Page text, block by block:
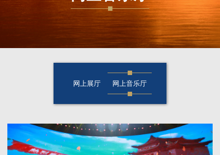
网上展厅 网上音乐厅